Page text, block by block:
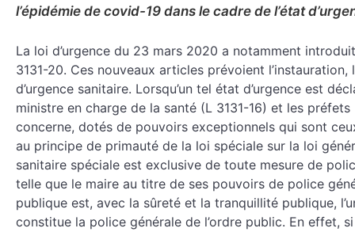
l’épidémie de covid-19 dans le cadre de l’état
La loi d’urgence du 23 mars 2020 a notamment
3131-20. Ces nouveaux articles prévoient l’instauration,
d’urgence sanitaire. Lorsqu’un tel état d’urgence est
ministre en charge de la santé (L 3131-16) et les préfets
concerne, dotés de pouvoirs exceptionnels qui sont
au principe de primauté de la loi spéciale sur la loi
sanitaire spéciale est exclusive de toute mesure de
telle que le maire au titre de ses pouvoirs de police
publique est, avec la sûreté et la tranquillité publique,
constitue la police générale de l’ordre public. En effet,